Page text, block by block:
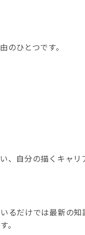
ひとつです。
、自分の描くキャ
るだけでは最新の
。